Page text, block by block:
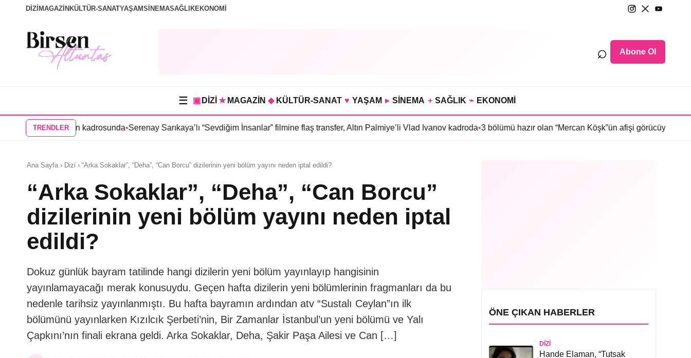
DİZİ MAGAZİN KÜLTÜR-SANATYAŞAMSİNEMASAĞLIKEKONOMİ
⌕ Abone Ol
☰ ▣ DİZİ ★ MAGAZİN ◆ KÜLTÜR-SANAT ♥ YAŞAM ▸ SİNEMA + SAĞLIK ⌁ EKONOMİ
TRENDLER
dizisinin kadrosunda• Serenay Sarıkaya’lı “Sevdiğim İnsanlar” filmine flaş transfer, Altın Palmiye’li Vlad Ivanov kadroda•3 bölümü hazır olan “Mercan Köşk”ün afişi görücüye çıktı•İmroz’da
Ana Sayfa › Dizi › “Arka Sokaklar”, “Deha”, “Can Borcu” dizilerinin yeni bölüm yayını neden iptal edildi?
“Arka Sokaklar”, “Deha”, “Can Borcu”
dizilerinin yeni bölüm yayını neden iptal
edildi?
Dokuz günlük bayram tatilinde hangi dizilerin yeni bölüm yayınlayıp hangisinin
yayınlamayacağı merak konusuydu. Geçen hafta dizilerin yeni bölümlerinin fragmanları da bu
nedenle tarihsiz yayınlanmıştı. Bu hafta bayramın ardından atv “Sustalı Ceylan”ın ilk
bölümünü yayınlarken Kızılcık Şerbeti’nin, Bir Zamanlar İstanbul’un yeni bölümü ve Yalı
Çapkını’nın finali ekrana geldi. Arka Sokaklar, Deha, Şakir Paşa Ailesi ve Can […]
ÖNE ÇIKAN HABERLER
DIZI
Hande Elaman, “Tutsak